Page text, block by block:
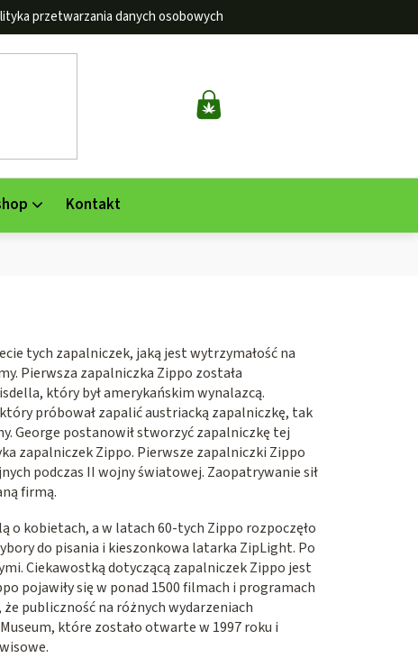
przetwarzania danych osobowych
KOSZYK
Kontakt
tych zapalniczek, jaką jest wytrzymałość na
Pierwsza zapalniczka Zippo została
który był amerykańskim wynalazcą.
próbował zapalić austriacką zapalniczkę, tak
George postanowił stworzyć zapalniczkę tej
zapalniczek Zippo. Pierwsze zapalniczki Zippo
podczas II wojny światowej. Zaopatrywanie sił
firmą.
o kobietach, a w latach 60-tych Zippo rozpoczęło
do pisania i kieszonkowa latarka ZipLight. Po
Ciekawostką dotyczącą zapalniczek Zippo jest
pojawiły się w ponad 1500 filmach i programach
publiczność na różnych wydarzeniach
które zostało otwarte w 1997 roku i